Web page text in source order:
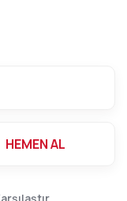
HEMEN AL